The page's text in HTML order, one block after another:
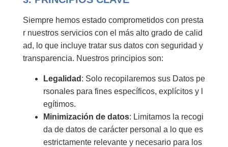
Siempre hemos estado comprometidos con presta
r nuestros servicios con el más alto grado de calid
ad, lo que incluye tratar sus datos con seguridad y
transparencia. Nuestros principios son:
Legalidad : Solo recopilaremos sus Datos pe
rsonales para fines específicos, explícitos y l
egítimos.
Minimización de datos: Limitamos la recogi
da de datos de carácter personal a lo que es
estrictamente relevante y necesario para los